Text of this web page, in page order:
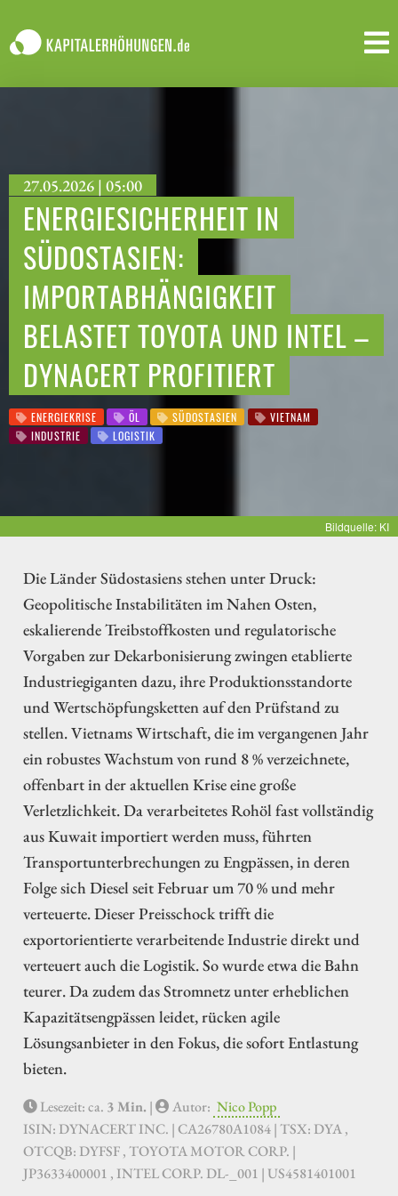
27.05.2026 | 05:00
ENERGIESICHERHEIT IN
SÜDOSTASIEN:
IMPORTABHÄNGIGKEIT
BELASTET TOYOTA UND INTEL –
DYNACERT PROFITIERT
ENERGIEKRISE ÖL SÜDOSTASIEN
VIETNAM
INDUSTRIE
LOGISTIK
Bildquelle: KI
Die Länder Südostasiens stehen unter Druck:
Geopolitische Instabilitäten im Nahen Osten,
eskalierende Treibstoffkosten und regulatorische
Vorgaben zur Dekarbonisierung zwingen etablierte
Industriegiganten dazu, ihre Produktionsstandorte
und Wertschöpfungsketten auf den Prüfstand zu
stellen. Vietnams Wirtschaft, die im vergangenen Jahr
ein robustes Wachstum von rund 8 % verzeichnete,
offenbart in der aktuellen Krise eine große
Verletzlichkeit. Da verarbeitetes Rohöl fast vollständig
aus Kuwait importiert werden muss, führten
Transportunterbrechungen zu Engpässen, in deren
Folge sich Diesel seit Februar um 70 % und mehr
verteuerte. Dieser Preisschock trifft die
exportorientierte verarbeitende Industrie direkt und
verteuert auch die Logistik. So wurde etwa die Bahn
teurer. Da zudem das Stromnetz unter erheblichen
Kapazitätsengpässen leidet, rücken agile
Lösungsanbieter in den Fokus, die sofort Entlastung
bieten.
Lesezeit: ca. 3 Min. | Autor: Nico Popp
ISIN: DYNACERT INC. | CA26780A1084 | TSX: DYA ,
OTCQB: DYFSF , TOYOTA MOTOR CORP. |
JP3633400001 , INTEL CORP. DL-_001 | US4581401001